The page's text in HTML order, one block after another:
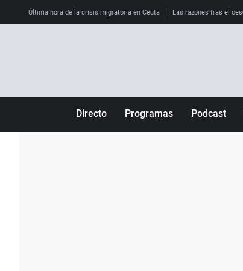
Última hora de la crisis migratoria en Ceuta Las razones tras el
Directo Programas Podcast